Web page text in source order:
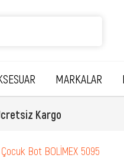
MARKALAR
Kargo
Bot BOLİMEX 5095